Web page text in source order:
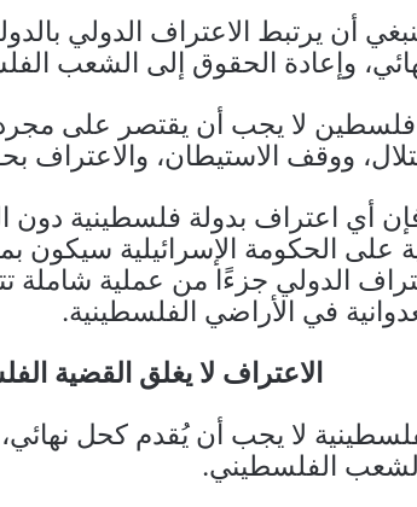
أن يرتبط الاعتراف الدولي
وإعادة الحقوق إلى الشعب
لا يجب أن يقتصر على مجرد
ووقف الاستيطان، والاعتراف
أي اعتراف بدولة فلسطينية دون
على الحكومة الإسرائيلية سيكون
الدولي جزءًا من عملية شاملة
في الأراضي الفلسطينية.
الاعتراف لا يغلق القضية
لا يجب أن يُقدم كحل
الفلسطيني.